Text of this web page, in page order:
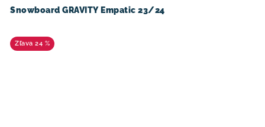
Snowboard GRAVITY Empatic 23/24
24 %